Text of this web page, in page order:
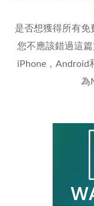
是否想獲得所有免
您不應該錯過這
iPhone，Android
為